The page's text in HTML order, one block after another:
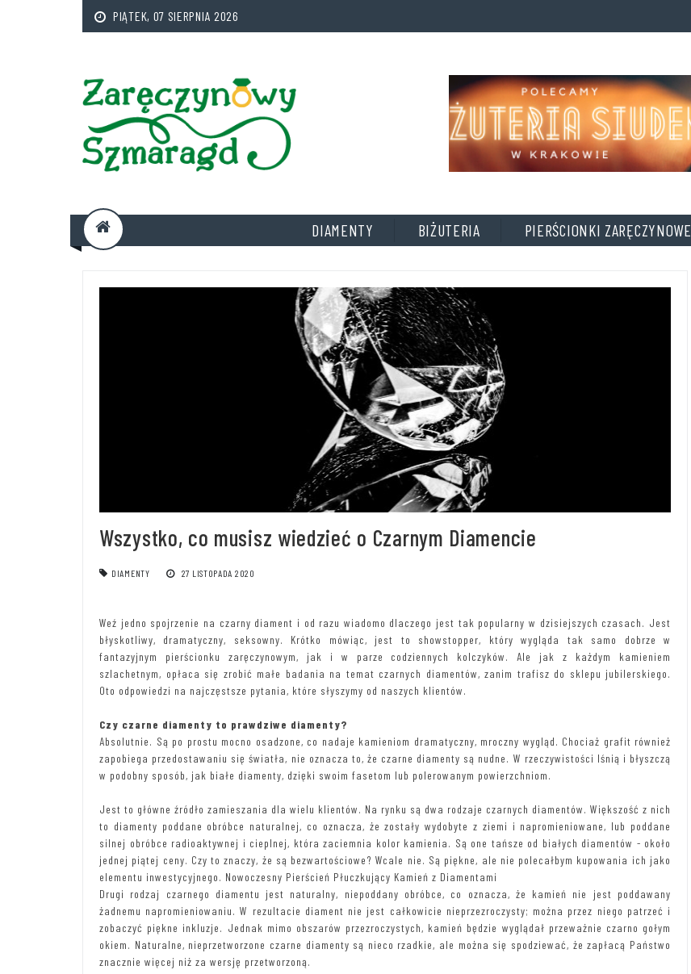
PIĄTEK, 07 SIERPNIA 2026
D
D
T
T
DIAMENTY
BIŻUTERIA PIERŚCIONKI ZARĘCZYNOWE
Wszystko, co musisz wiedzieć o Czarnym Diamencie
DIAMENTY 27 LISTOPADA 2020
Weź jedno spojrzenie na czarny diament i od razu wiadomo dlaczego jest tak popularny w dzisiejszych czasach. Jest
błyskotliwy, dramatyczny, seksowny. Krótko mówiąc, jest to showstopper, który wygląda tak samo dobrze w
fantazyjnym pierścionku zaręczynowym, jak i w parze codziennych kolczyków. Ale jak z każdym kamieniem
szlachetnym, opłaca się zrobić małe badania na temat czarnych diamentów, zanim trafisz do sklepu jubilerskiego.
Oto odpowiedzi na najczęstsze pytania, które słyszymy od naszych klientów.
Czy czarne diamenty to prawdziwe diamenty?
Absolutnie. Są po prostu mocno osadzone, co nadaje kamieniom dramatyczny, mroczny wygląd. Chociaż grafit również
zapobiega przedostawaniu się światła, nie oznacza to, że czarne diamenty są nudne. W rzeczywistości lśnią i błyszczą
w podobny sposób, jak białe diamenty, dzięki swoim fasetom lub polerowanym powierzchniom.
Jest to główne źródło zamieszania dla wielu klientów. Na rynku są dwa rodzaje czarnych diamentów. Większość z nich
to diamenty poddane obróbce naturalnej, co oznacza, że zostały wydobyte z ziemi i napromieniowane, lub poddane
silnej obróbce radioaktywnej i cieplnej, która zaciemnia kolor kamienia. Są one tańsze od białych diamentów - około
jednej piątej ceny. Czy to znaczy, że są bezwartościowe? Wcale nie. Są piękne, ale nie polecałbym kupowania ich jako
elementu inwestycyjnego. Nowoczesny Pierścień Płuczkujący Kamień z Diamentami
Drugi rodzaj czarnego diamentu jest naturalny, niepoddany obróbce, co oznacza, że kamień nie jest poddawany
żadnemu napromieniowaniu. W rezultacie diament nie jest całkowicie nieprzezroczysty; można przez niego patrzeć i
zobaczyć piękne inkluzje. Jednak mimo obszarów przezroczystych, kamień będzie wyglądał przeważnie czarno gołym
okiem. Naturalne, nieprzetworzone czarne diamenty są nieco rzadkie, ale można się spodziewać, że zapłacą Państwo
znacznie więcej niż za wersję przetworzoną.